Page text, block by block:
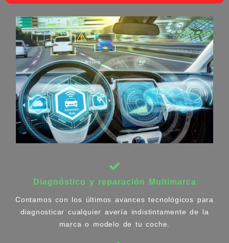
Diagnóstico y reparación Multimarca
Contamos con los últimos avances tecnológicos para
diagnosticar cualquier avería indistintamente de la
marca o modelo de tu coche.